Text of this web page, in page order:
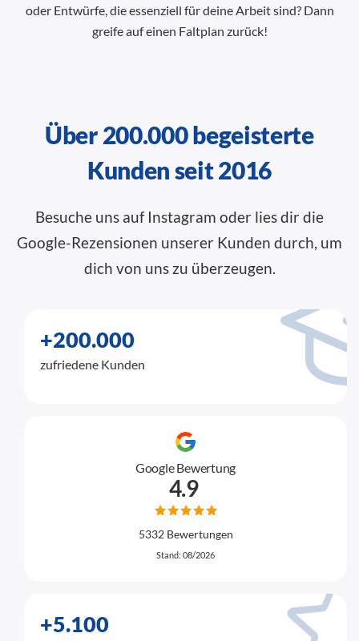
oder Entwürfe, die essenziell für deine Arbeit sind? Dann
greife auf einen Faltplan zurück!
Über 200.000 begeisterte
Kunden seit 2016
Besuche uns auf Instagram oder lies dir die
Google-Rezensionen unserer Kunden durch, um
dich von uns zu überzeugen.
+200.000
zufriedene Kunden
Google Bewertung
4.9
5332 Bewertungen
Stand: 08/2026
+5.100